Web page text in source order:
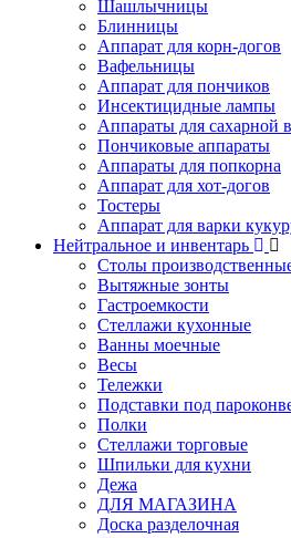
Шашлычницы
Блинницы
Аппарат для корн-догов
Вафельницы
Аппарат для пончиков
Инсектицидные лампы
Аппараты для сахарной
Пончиковые аппараты
Аппараты для попкорна
Аппарат для хот-догов
Тостеры
Аппарат для варки
Нейтральное и инвентарь
Столы
Вытяжные зонты
Гастроемкости
Стеллажи кухонные
Ванны моечные
Весы
Тележки
Подставки под
Полки
Стеллажи торговые
Шпильки для кухни
Дежа
ДЛЯ МАГАЗИНА
Доска разделочная